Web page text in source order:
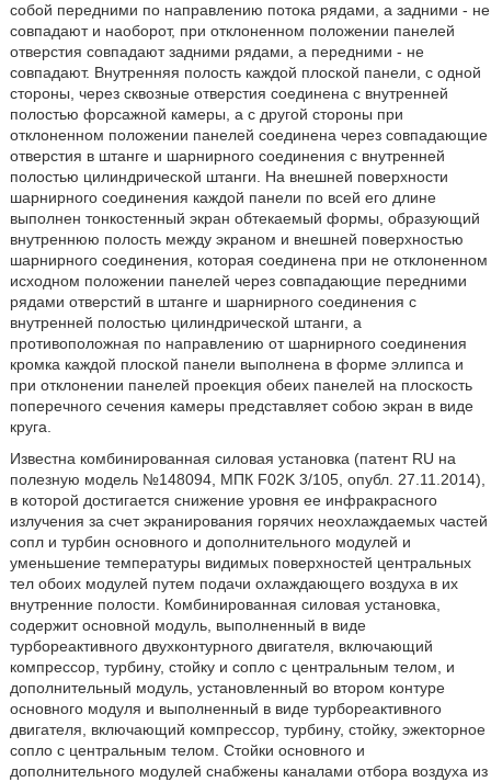
собой передними по направлению потока рядами, а задними - не
совпадают и наоборот, при отклоненном положении панелей
отверстия совпадают задними рядами, а передними - не
совпадают. Внутренняя полость каждой плоской панели, с одной
стороны, через сквозные отверстия соединена с внутренней
полостью форсажной камеры, а с другой стороны при
отклоненном положении панелей соединена через совпадающие
отверстия в штанге и шарнирного соединения с внутренней
полостью цилиндрической штанги. На внешней поверхности
шарнирного соединения каждой панели по всей его длине
выполнен тонкостенный экран обтекаемый формы, образующий
внутреннюю полость между экраном и внешней поверхностью
шарнирного соединения, которая соединена при не отклоненном
исходном положении панелей через совпадающие передними
рядами отверстий в штанге и шарнирного соединения с
внутренней полостью цилиндрической штанги, а
противоположная по направлению от шарнирного соединения
кромка каждой плоской панели выполнена в форме эллипса и
при отклонении панелей проекция обеих панелей на плоскость
поперечного сечения камеры представляет собою экран в виде
круга.
Известна комбинированная силовая установка (патент RU на
полезную модель №148094, МПК F02K 3/105, опубл. 27.11.2014),
в которой достигается снижение уровня ее инфракрасного
излучения за счет экранирования горячих неохлаждаемых частей
сопл и турбин основного и дополнительного модулей и
уменьшение температуры видимых поверхностей центральных
тел обоих модулей путем подачи охлаждающего воздуха в их
внутренние полости. Комбинированная силовая установка,
содержит основной модуль, выполненный в виде
турбореактивного двухконтурного двигателя, включающий
компрессор, турбину, стойку и сопло с центральным телом, и
дополнительный модуль, установленный во втором контуре
основного модуля и выполненный в виде турбореактивного
двигателя, включающий компрессор, турбину, стойку, эжекторное
сопло с центральным телом. Стойки основного и
дополнительного модулей снабжены каналами отбора воздуха из